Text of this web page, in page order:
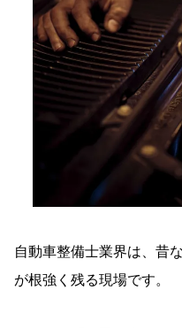
自動車整備士業界は、昔
が根強く残る現場です。